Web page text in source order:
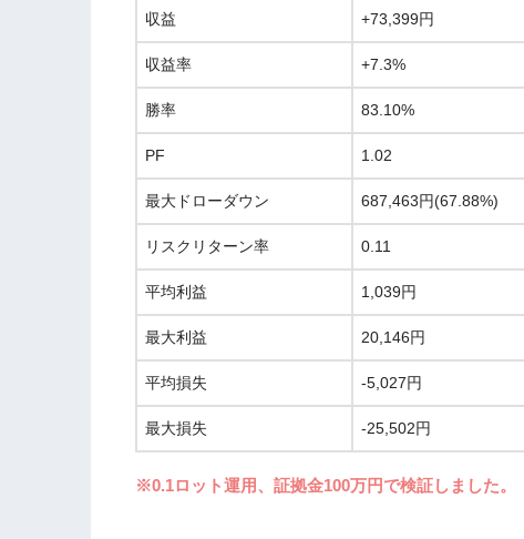
収益 +73,399円
収益率 +7.3%
勝率 83.10%
PF 1.02
最大ドローダウン 687,463円(67.88%)
リスクリターン率 0.11
平均利益 1,039円
最大利益 20,146円
平均損失 -5,027円
最大損失 -25,502円
※0.1ロット運用、証拠金100万円で検証しました。